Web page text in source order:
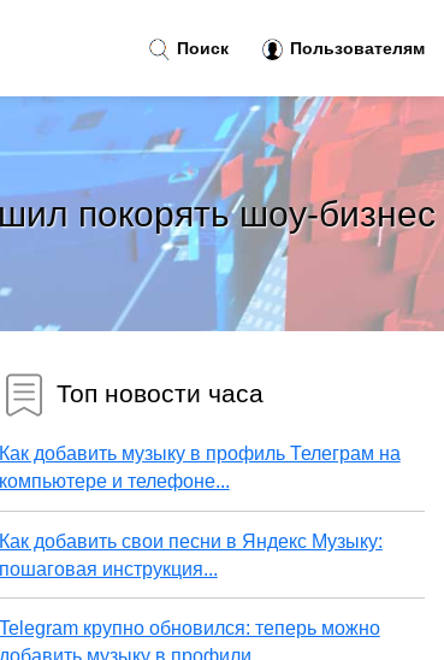
покорять шоу-бизнес
Топ новости часа
Как добавить музыку в профиль Телеграм на
компьютере и телефоне...
Как добавить свои песни в Яндекс Музыку:
пошаговая инструкция...
Telegram крупно обновился: теперь можно
Поиск Пользователям